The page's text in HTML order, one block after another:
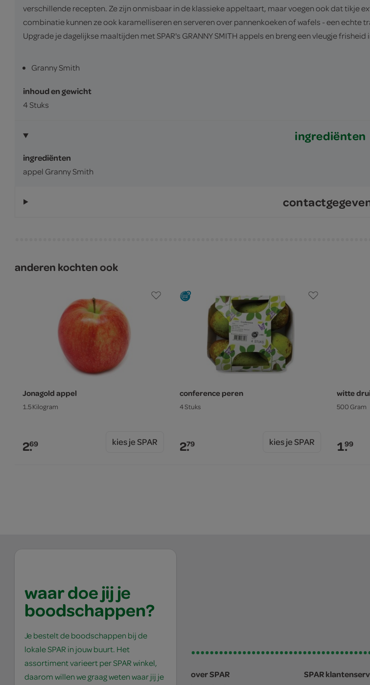
verschillende recepten. Ze zijn onmisbaar in de klassieke appeltaart, maar voegen ook dat tikje
combinatie kunnen ze ook karamelliseren en serveren over pannenkoeken of wafels - een
Upgrade je dagelijkse maaltijden met SPAR's GRANNY SMITH appels en breng een vleugje frisheid
Granny Smith
inhoud en gewicht
4 Stuks
ingrediënten
ingrediënten
appel Granny Smith
anderen kochten ook
Jonagold appel
1.5 Kilogram
2.69 kies je SPAR
conference peren
4 Stuks
2.79 kies je SPAR
witte
500 Gram
1.99
waar doe jij je
boodschappen?
Je bestelt de boodschappen bij de
lokale SPAR in jouw buurt. Het
assortiment varieert per SPAR winkel,
daarom willen we graag weten waar jij je
over SPAR SPAR